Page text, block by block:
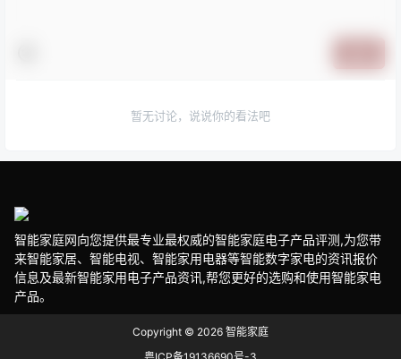
暂无讨论，说说你的看法吧
智能家庭网向您提供最专业最权威的智能家庭电子产品评测,为您带
来智能家居、智能电视、智能家用电器等智能数字家电的资讯报价
信息及最新智能家用电子产品资讯,帮您更好的选购和使用智能家电
产品。
Copyright © 2026 智能家庭